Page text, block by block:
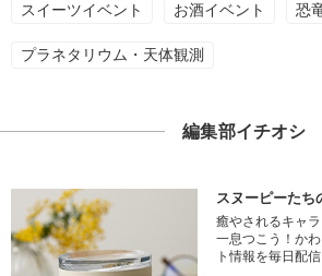
スイーツイベント お酒イベント 恐
プラネタリウム・天体観測
編集部イチオシ
スヌーピーたち
癒やされるキャ
一息つこう！か
ト情報を毎日配信